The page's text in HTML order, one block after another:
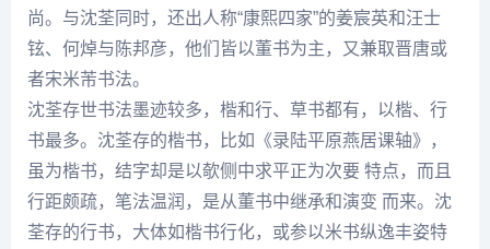
尚。与沈荃 同时，还出人称“康熙四家”的姜宸英和汪士
铉、何焯与陈邦彦，他们皆以董书为主，又兼取晋唐或
者宋米芾书法。
沈荃存世书法墨迹较多，楷和行、草书都有，以楷、行
书最多。 沈荃存的楷书，比如《录陆平原燕居课轴》，
虽为楷书，结字却是以欹侧中求平正为次要 特点，而且
行距颇疏，笔法温润，是从董书中继承和演变 而来。沈
荃存的行书，大体如楷书行化，或参以米书纵逸丰姿特